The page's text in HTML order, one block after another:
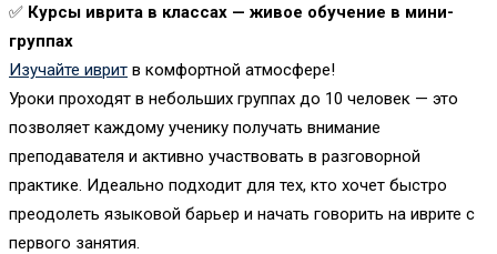
✅ Курсы иврита в классах — живое обучение в мини-
группах
Изучайте иврит в комфортной атмосфере!
Уроки проходят в небольших группах до 10 человек — это
позволяет каждому ученику получать внимание
преподавателя и активно участвовать в разговорной
практике. Идеально подходит для тех, кто хочет быстро
преодолеть языковой барьер и начать говорить на иврите с
первого занятия.